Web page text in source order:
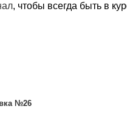
, чтобы всегда быть в
№26